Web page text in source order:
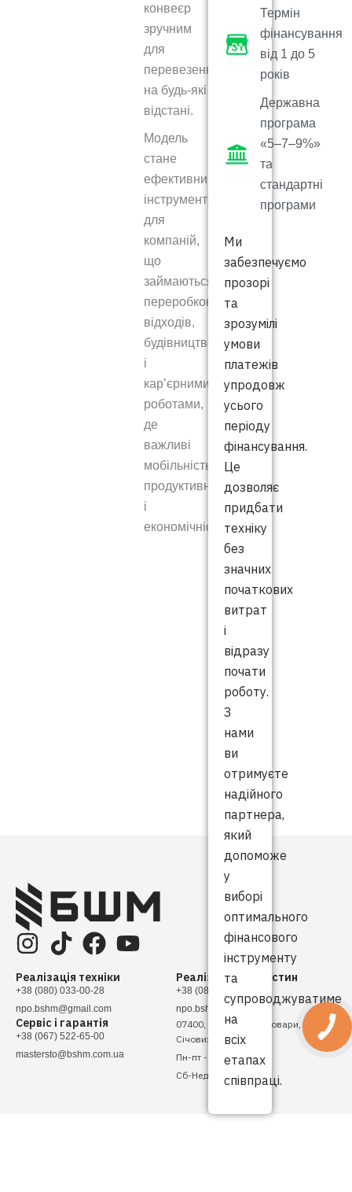
конвеєр
зручним
для
перевезення
на будь-які
відстані.
Модель
стане
ефективним
інструментом
для
компаній,
що
займаються
переробкою
відходів,
будівництвом
і
кар’єрними
роботами,
де
важливі
мобільність,
продуктивність
і
економічність.
Термін
фінансування
від 1 до 5
років
Державна
програма
«5–7–9%»
та
стандартні
програми
Ми
забезпечуємо
прозорі
та
зрозумілі
умови
платежів
упродовж
усього
періоду
фінансування.
Це
дозволяє
придбати
техніку
без
значних
початкових
витрат
і
відразу
почати
роботу.
З
нами
ви
отримуєте
надійного
партнера,
який
допоможе
у
виборі
оптимального
фінансового
інструменту
та
супроводжуватиме
на
всіх
етапах
співпраці.
Реалізація техніки
+38 (080) 033-00-28
npo.bshm@gmail.com
Сервіс і гарантія
+38 (067) 522-65-00
mastersto@bshm.com.ua
Реалізація запчастин
+38 (080) 033-00-28
npo.bshm@gmail.com
07400, Україна, м. Бровари, вулиця
Січових Стрільців, 4
Пн-пт - 08:00 - 17:00
Сб-Нед - Вихідний
КНОПКА
ЗВ'ЯЗКУ